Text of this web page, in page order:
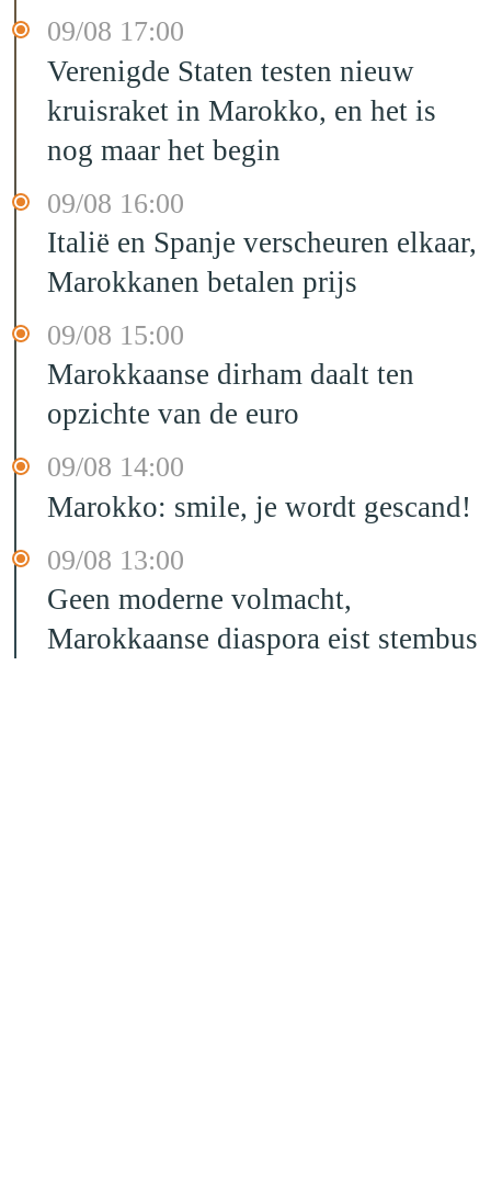
09/08 17:00
Verenigde Staten testen nieuw
kruisraket in Marokko, en het is
nog maar het begin
09/08 16:00
Italië en Spanje verscheuren elkaar,
Marokkanen betalen prijs
09/08 15:00
Marokkaanse dirham daalt ten
opzichte van de euro
09/08 14:00
Marokko: smile, je wordt gescand!
09/08 13:00
Geen moderne volmacht,
Marokkaanse diaspora eist stembus